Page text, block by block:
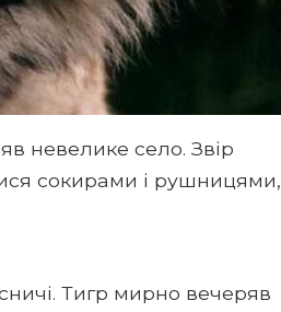
невелике село. Звір
сокирами і рушницями,
Тигр мирно вечеряв